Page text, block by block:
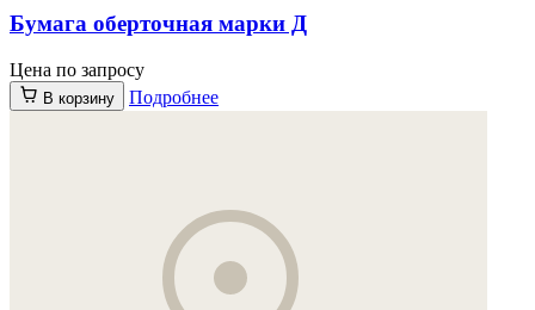
Бумага оберточная марки Д
Цена по запросу
В корзину Подробнее